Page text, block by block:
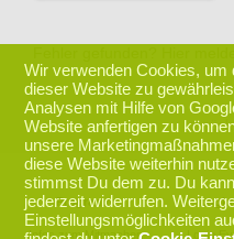
Programm
Infos zum Mitmachen
Login
Login
Wir verwenden Cookies, um
dieser Website zu
Analysen mit Hilfe von
Website anfertigen zu
unsere
diese Website weiterhin
stimmst Du dem zu. Du
jederzeit widerrufen.
Einstellungsmöglichkeiten